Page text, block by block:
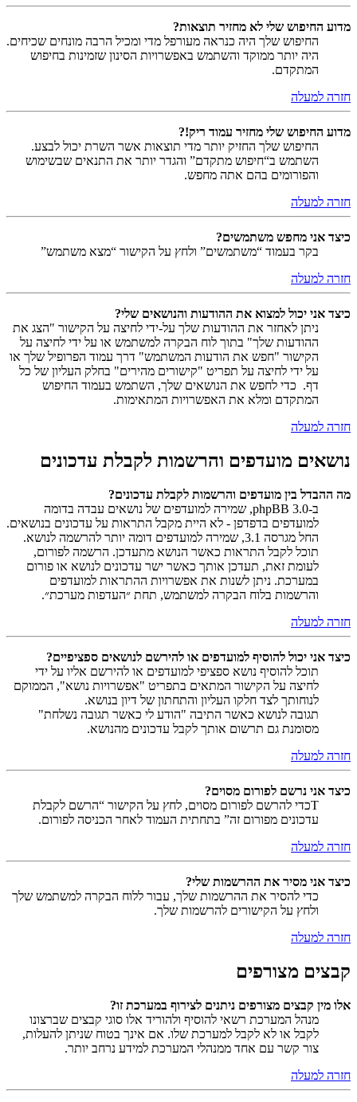
מדוע החיפוש שלי לא מחזיר תוצאות?
החיפוש שלך היה כנראה מעורפל מדי ומכיל הרבה מונחים שכיחים.
היה יותר ממוקד והשתמש באפשרויות הסינון שזמינות בחיפוש
המתקדם.
חזרה למעלה
מדוע החיפוש שלי מחזיר עמוד ריק!?
החיפוש שלך החזיק יותר מדי תוצאות אשר השרת יכול לבצע.
השתמש ב“חיפוש מתקדם” והגדר יותר את התנאים שבשימוש
והפורומים בהם אתה מחפש.
חזרה למעלה
כיצד אני מחפש משתמשים?
בקר בעמוד “משתמשים” ולחץ על הקישור “מצא משתמש”
חזרה למעלה
כיצד אני יכול למצוא את ההודעות והנושאים שלי?
ניתן לאחזר את ההודעות שלך על-ידי לחיצה על הקישור "הצג את
ההודעות שלך" בתוך לוח הבקרה למשתמש או על ידי לחיצה על
הקישור "חפש את הודעות המשתמש" דרך עמוד הפרופיל שלך או
על ידי לחיצה על תפריט "קישורים מהירים" בחלק העליון של כל
דף. כדי לחפש את הנושאים שלך, השתמש בעמוד החיפוש
המתקדם ומלא את האפשרויות המתאימות.
חזרה למעלה
נושאים מועדפים והרשמות לקבלת עדכונים
מה ההבדל בין מועדפים והרשמות לקבלת עדכונים?
ב-phpBB 3.0, שמירה למועדפים של נושאים עבדה בדומה
למועדפים בדפדפן - לא היית מקבל התראות על עדכונים בנושאים.
החל מגרסה 3.1, שמירה למועדפים דומה יותר להרשמה לנושא.
תוכל לקבל התראות כאשר הנושא מתעדכן. הרשמה לפורום,
לעומת זאת, תעדכן אותך כאשר ישר עדכונים לנושא או פורום
במערכת. ניתן לשנות את אפשרויות ההתראות למועדפים
והרשמות בלוח הבקרה למשתמש, תחת ״העדפות מערכת״.
חזרה למעלה
כיצד אני יכול להוסיף למועדפים או להירשם לנושאים ספציפיים?
תוכל להוסיף נושא ספציפי למועדפים או להירשם אליו על ידי
לחיצה על הקישור המתאים בתפריט "אפשרויות נושא", הממוקם
לנוחותך לצד חלקו העליון והתחתון של דיון בנושא.
תגובה לנושא כאשר התיבה "הודע לי כאשר תגובה נשלחת"
מסומנת גם תרשום אותך לקבל עדכונים מהנושא.
חזרה למעלה
כיצד אני נרשם לפורום מסוים?
Tכדי להרשם לפורום מסוים, לחץ על הקישור “הרשם לקבלת
עדכונים מפורום זה” בתחתית העמוד לאחר הכניסה לפורום.
חזרה למעלה
כיצד אני מסיר את ההרשמות שלי?
כדי להסיר את ההרשמות שלך, עבור ללוח הבקרה למשתמש שלך
ולחץ על הקישורים להרשמות שלך.
חזרה למעלה
קבצים מצורפים
אלו מין קבצים מצורפים ניתנים לצירוף במערכת זו?
מנהל המערכת רשאי להוסיף ולהוריד אלו סוגי קבצים שברצונו
לקבל או לא לקבל למערכת שלו. אם אינך בטוח שניתן להעלות,
צור קשר עם אחד ממנהלי המערכת למידע נרחב יותר.
חזרה למעלה